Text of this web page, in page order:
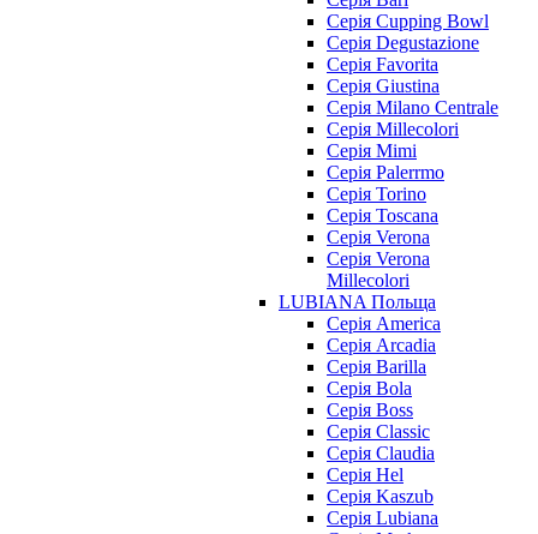
Серія Cupping Bowl
Серія Degustazione
Серія Favorita
Серія Giustina
Серія Milano Centrale
Серія Millecolori
Серія Mimi
Серія Palerrmo
Серія Torino
Серія Toscana
Серія Verona
Серія Verona
Millecolori
LUBIANA Польща
Серія America
Серія Arcadia
Серія Barilla
Серія Bola
Серія Boss
Серія Classic
Серія Claudia
Серія Hel
Серія Kaszub
Серія Lubiana